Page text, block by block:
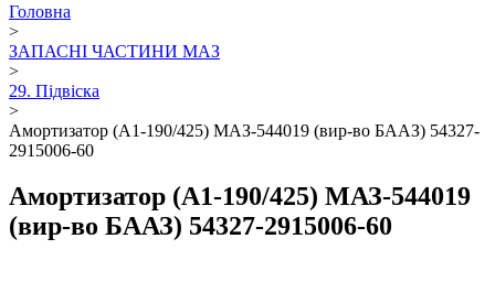
Головна
>
ЗАПАСНІ ЧАСТИНИ МАЗ
>
29. Підвіска
>
Амортизатор (А1-190/425) МАЗ-544019 (вир-во БААЗ) 54327-
2915006-60
Амортизатор (А1-190/425) МАЗ-544019
(вир-во БААЗ) 54327-2915006-60